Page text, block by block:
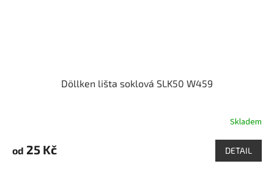
Döllken lišta soklová SLK50 W459
Skladem
od 25 Kč DETAIL